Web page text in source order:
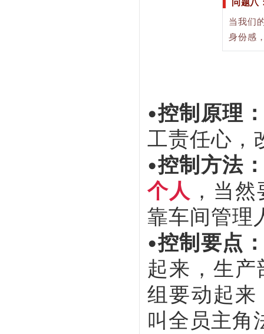
问题八
当我们
身份感
•控制原理
工责任心，
•控制方法
个人 ，当
靠车间管理
•控制要点
起来，生
组要动起
叫全员主角